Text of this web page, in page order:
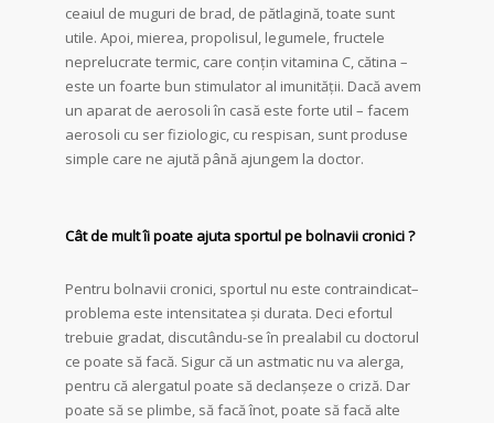
ceaiul de muguri de brad, de pătlagină, toate sunt
utile. Apoi, mierea, propolisul, legumele, fructele
neprelucrate termic, care conțin vitamina C, cătina –
este un foarte bun stimulator al imunității. Dacă avem
un aparat de aerosoli în casă este forte util – facem
aerosoli cu ser fiziologic, cu respisan, sunt produse
simple care ne ajută până ajungem la doctor.
Cât de mult îi poate ajuta sportul pe bolnavii cronici ?
Pentru bolnavii cronici, sportul nu este contraindicat–
problema este intensitatea și durata. Deci efortul
trebuie gradat, discutându-se în prealabil cu doctorul
ce poate să facă. Sigur că un astmatic nu va alerga,
pentru că alergatul poate să declanșeze o criză. Dar
poate să se plimbe, să facă înot, poate să facă alte